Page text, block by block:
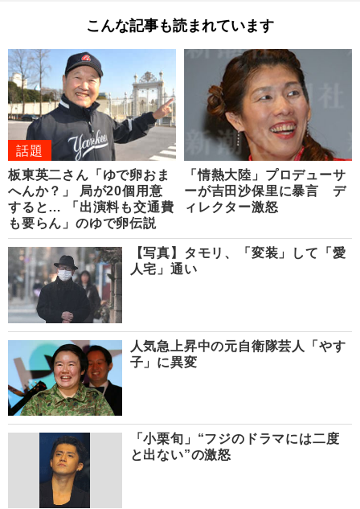
こんな記事も読まれています
話題
板東英二さん「ゆで卵おま
へんか？」 局が20個用意
すると… 「出演料も交通費
も要らん」のゆで卵伝説
「情熱大陸」プロデューサ
ーが吉田沙保里に暴言 デ
ィレクター激怒
【写真】タモリ、「変装」して「愛
人宅」通い
人気急上昇中の元自衛隊芸人「やす
子」に異変
「小栗旬」“フジのドラマには二度
と出ない”の激怒